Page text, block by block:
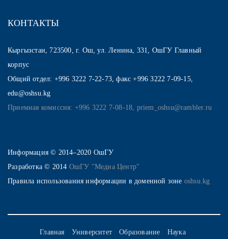
КОНТАКТЫ
Кыргызстан, 723500, г. Ош, ул. Ленина, 331, ОшГУ Главный
корпус
Общий отдел: +996 3222 7-22-73, факс +996 3222 7-09-15,
edu@oshsu.kg
Приемная комиссия: +996 3222 7-08-18, priem_oshsu@rambler.ru
Информация © 2014–2020 ОшГУ
Разработка © 2014 ОшГУ "Медиа Центр"
Правила использования информации в доменной зоне oshsu.kg
Главная Университет Образование Наука